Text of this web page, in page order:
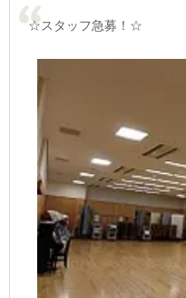
☆スタッフ急募！☆